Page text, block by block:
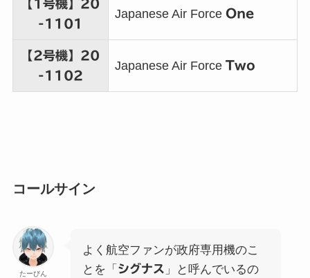
【1号機】20
-1101
Japanese Air Force One
【2号機】20
-1102
Japanese Air Force Two
コールサイン
たーびん
よく航空ファンが政府専用機のこ
とを「 シグナス 」と呼んでいるの